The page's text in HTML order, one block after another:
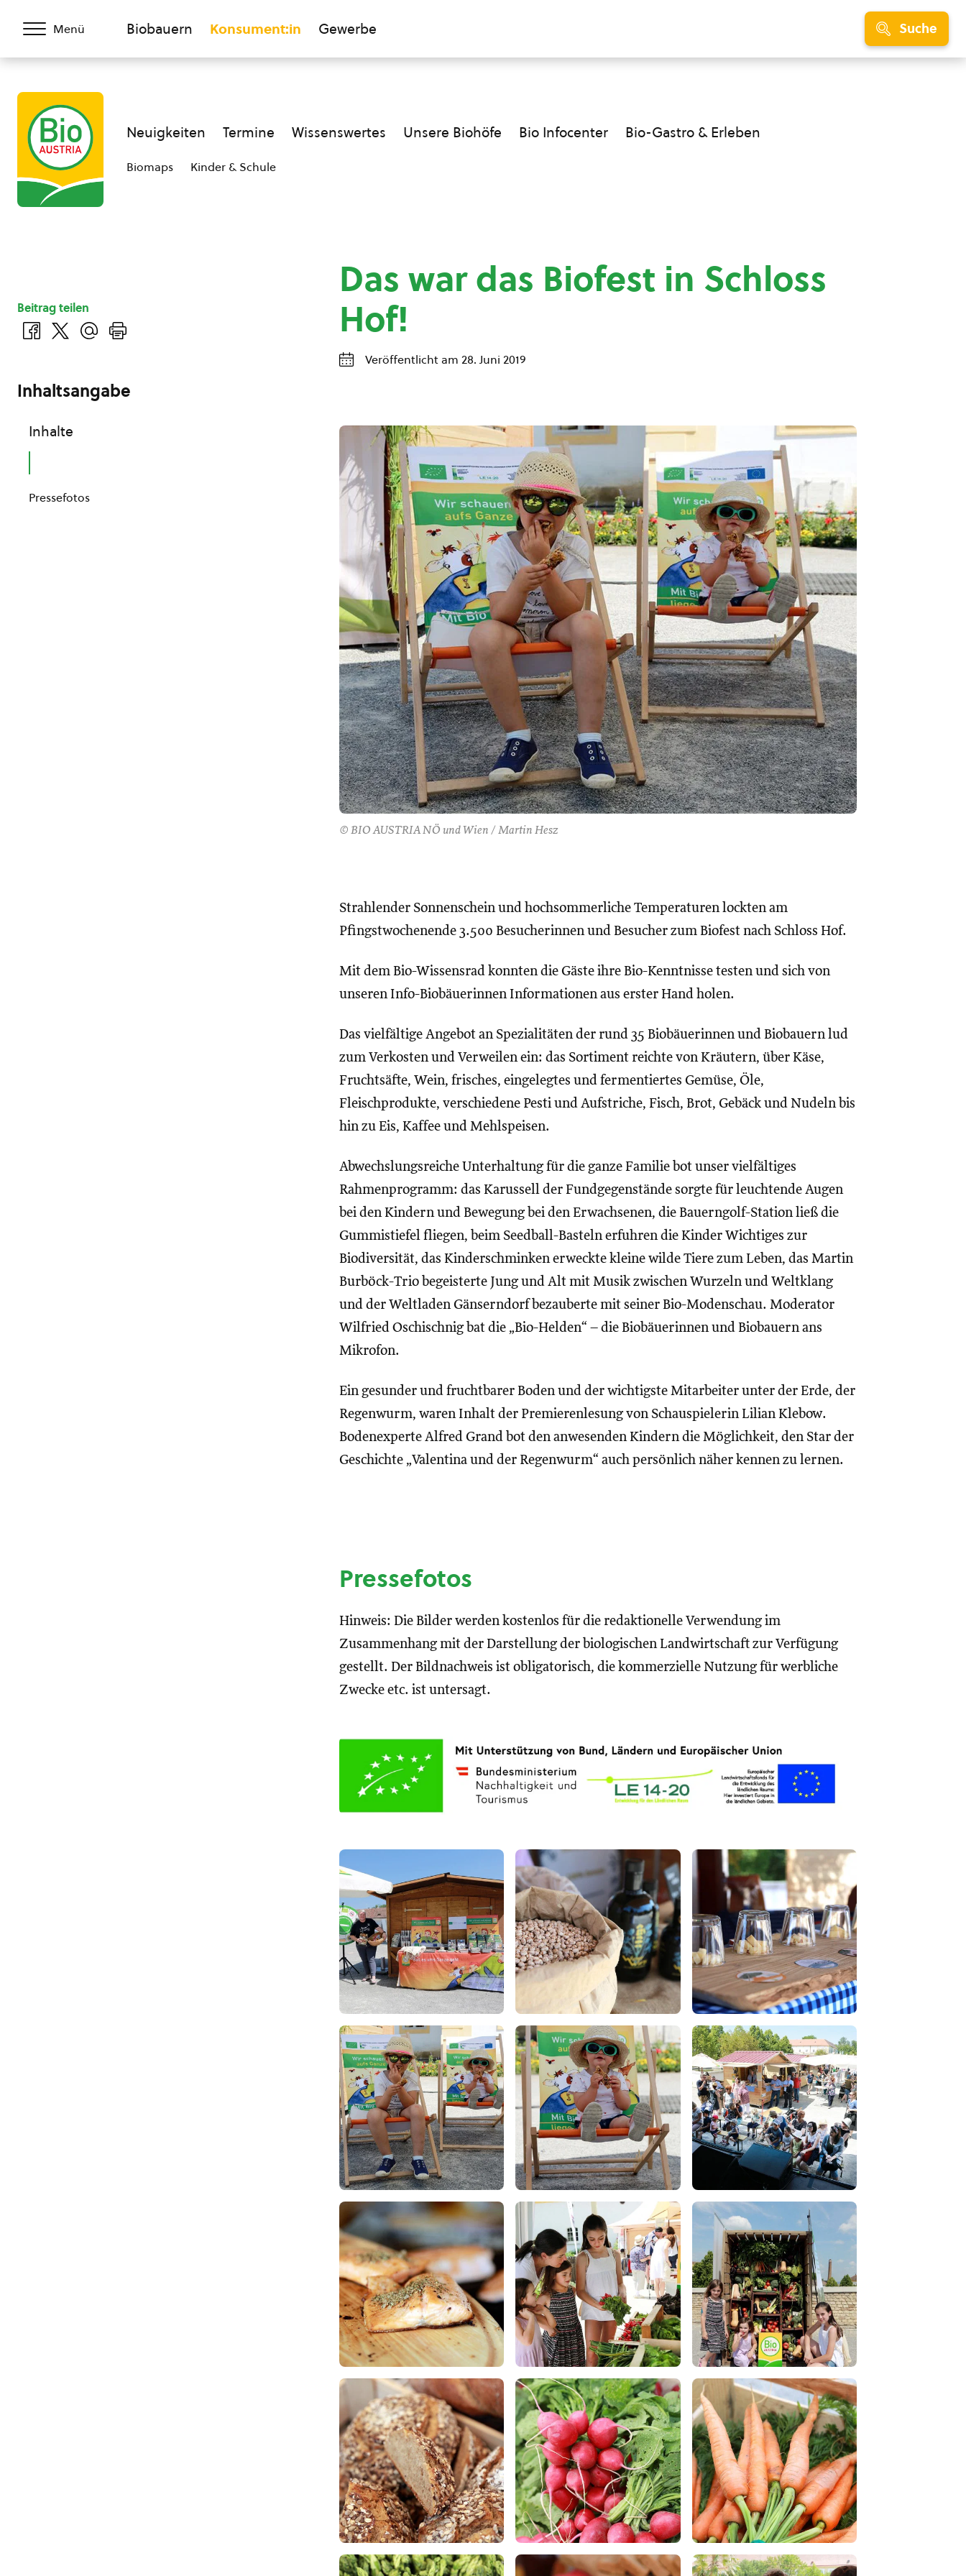
Menü Biobauern Konsument:in Gewerbe Suche
Neuigkeiten Termine Wissenswertes Unsere Biohöfe Bio Infocenter Bio-Gastro & Erleben
Biomaps Kinder & Schule
Das war das Biofest in Schloss
Hof!
Veröffentlicht am 28. Juni 2019
© BIO AUSTRIA NÖ und Wien / Martin Hesz
Strahlender Sonnenschein und hochsommerliche Temperaturen lockten am
Pfingstwochenende 3.500 Besucherinnen und Besucher zum Biofest nach Schloss Hof.
Mit dem Bio-Wissensrad konnten die Gäste ihre Bio-Kenntnisse testen und sich von
unseren Info-Biobäuerinnen Informationen aus erster Hand holen.
Das vielfältige Angebot an Spezialitäten der rund 35 Biobäuerinnen und Biobauern lud
zum Verkosten und Verweilen ein: das Sortiment reichte von Kräutern, über Käse,
Fruchtsäfte, Wein, frisches, eingelegtes und fermentiertes Gemüse, Öle,
Fleischprodukte, verschiedene Pesti und Aufstriche, Fisch, Brot, Gebäck und Nudeln bis
hin zu Eis, Kaffee und Mehlspeisen.
Abwechslungsreiche Unterhaltung für die ganze Familie bot unser vielfältiges
Rahmenprogramm: das Karussell der Fundgegenstände sorgte für leuchtende Augen
bei den Kindern und Bewegung bei den Erwachsenen, die Bauerngolf-Station ließ die
Gummistiefel fliegen, beim Seedball-Basteln erfuhren die Kinder Wichtiges zur
Biodiversität, das Kinderschminken erweckte kleine wilde Tiere zum Leben, das Martin
Burböck-Trio begeisterte Jung und Alt mit Musik zwischen Wurzeln und Weltklang
und der Weltladen Gänserndorf bezauberte mit seiner Bio-Modenschau. Moderator
Wilfried Oschischnig bat die „Bio-Helden“ – die Biobäuerinnen und Biobauern ans
Mikrofon.
Ein gesunder und fruchtbarer Boden und der wichtigste Mitarbeiter unter der Erde, der
Regenwurm, waren Inhalt der Premierenlesung von Schauspielerin Lilian Klebow.
Bodenexperte Alfred Grand bot den anwesenden Kindern die Möglichkeit, den Star der
Geschichte „Valentina und der Regenwurm“ auch persönlich näher kennen zu lernen.
Pressefotos
Hinweis: Die Bilder werden kostenlos für die redaktionelle Verwendung im
Zusammenhang mit der Darstellung der biologischen Landwirtschaft zur Verfügung
gestellt. Der Bildnachweis ist obligatorisch, die kommerzielle Nutzung für werbliche
Zwecke etc. ist untersagt.
Beitrag teilen
Inhaltsangabe
Inhalte
Pressefotos